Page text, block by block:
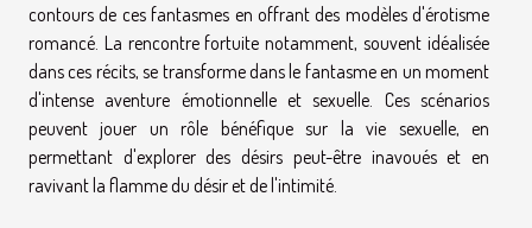
contours de ces fantasmes en offrant des modèles d'érotisme
romancé. La rencontre fortuite notamment, souvent idéalisée
dans ces récits, se transforme dans le fantasme en un moment
d'intense aventure émotionnelle et sexuelle. Ces scénarios
peuvent jouer un rôle bénéfique sur la vie sexuelle, en
permettant d'explorer des désirs peut-être inavoués et en
ravivant la flamme du désir et de l'intimité.